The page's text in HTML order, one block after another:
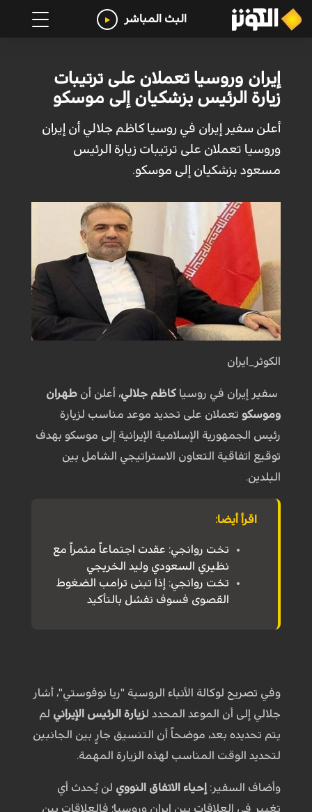
البث المباشر
إيران وروسيا تعملان على ترتيبات
زيارة الرئيس بزشكيان إلى موسكو
أعلن سفير إيران في روسيا كاظم جلالي أن إيران
وروسيا تعملان على ترتيبات زيارة الرئيس
مسعود بزشكيان إلى موسكو.
الكوثر_ايران
سفير إيران في روسيا كاظم جلالي، أعلن أن طهران
وموسكو تعملان على تحديد موعد مناسب لزيارة
رئيس الجمهورية الإسلامية الإيرانية إلى موسكو بهدف
توقيع اتفاقية التعاون الاستراتيجي الشامل بين
البلدين.
اقرأ أيضا:
تخت روانجي: عقدت اجتماعاً مثمراً مع
نظيري السعودي وليد الخريجي
تخت روانجي: إذا تبنى ترامب الضغوط
القصوى فسوف تفشل بالتأكيد
وفي تصريح لوكالة الأنباء الروسية "ريا نوفوستي"، أشار
جلالي إلى أن الموعد المحدد لزيارة الرئيس الإيراني لم
يتم تحديده بعد، موضحاً أن التنسيق جارٍ بين الجانبين
لتحديد الوقت المناسب لهذه الزيارة المهمة.
وأضاف السفير: إحياء الاتفاق النووي لن يُحدث أي
تغيير في العلاقات بين إيران وروسيا؛ فالعلاقات بين